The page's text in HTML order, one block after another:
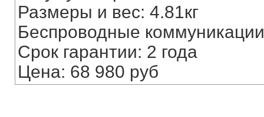
Размеры и вес: 4.81кг
Беспроводные
Срок гарантии: 2 года
Цена: 68 980 руб